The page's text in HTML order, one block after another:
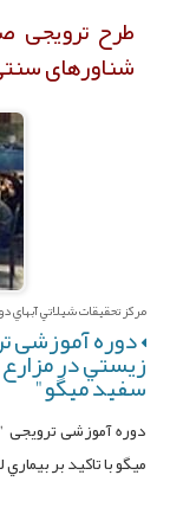
طرح ترویجی
شناورهای
مرکز تحقيقات شيلاتي آبهاي
دوره آموزشی
زيستي در
سفيد ميگو"
دوره آموزشی
ميگو با تاكيد بر